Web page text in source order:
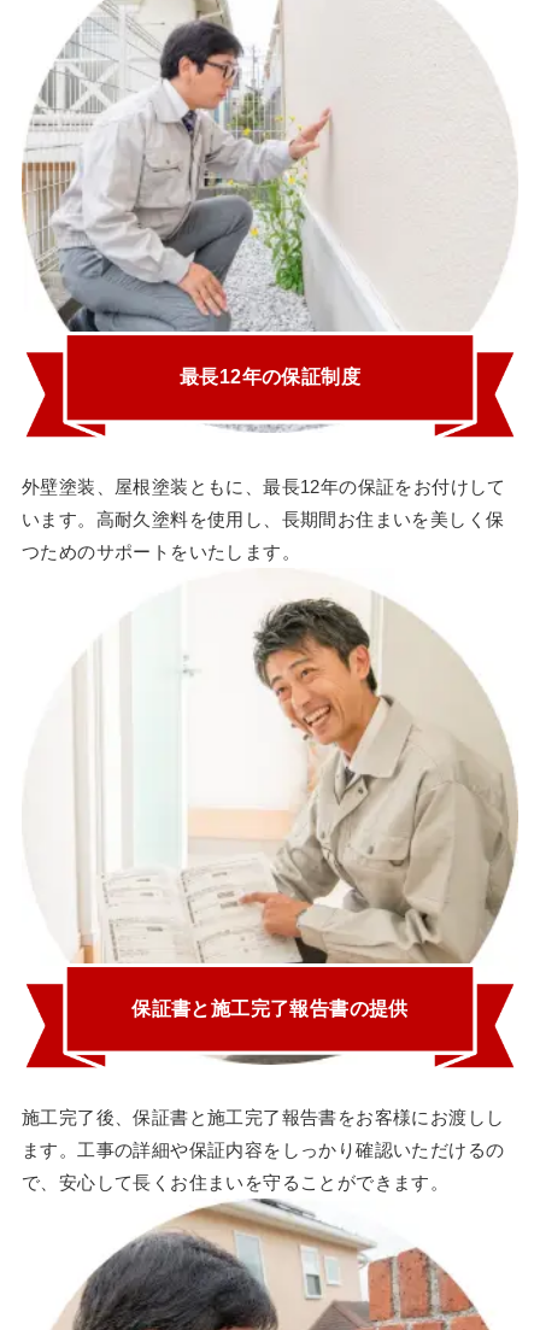
最長12年の保証制度
外壁塗装、屋根塗装ともに、最長12年の保証をお付けして
います。高耐久塗料を使用し、長期間お住まいを美しく保
つためのサポートをいたします。
保証書と施工完了報告書の提供
施工完了後、保証書と施工完了報告書をお客様にお渡しし
ます。工事の詳細や保証内容をしっかり確認いただけるの
で、安心して長くお住まいを守ることができます。